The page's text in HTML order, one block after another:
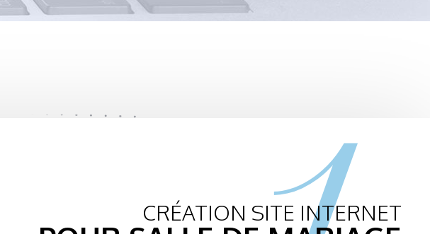
CRÉATION SITE INTERNET